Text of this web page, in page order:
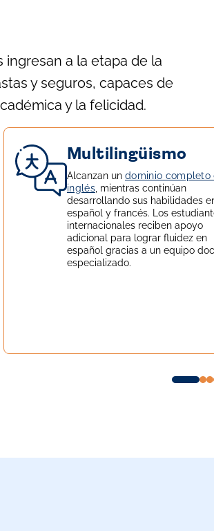
ingresan a la etapa de la
y seguros, capaces de
y la felicidad.
Multilingüismo
Alcanzan un dominio completo
inglés, mientras continúan
desarrollando sus habilidades
español y francés. Los
internacionales reciben apoyo
adicional para lograr fluidez en
español gracias a un equipo
especializado.